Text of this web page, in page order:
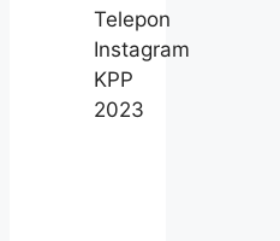
Telepon
Instagram
KPP
2023